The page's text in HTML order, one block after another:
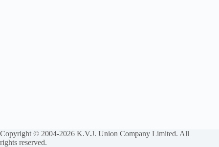
Copyright © 2004-2026 K.V.J. Union Company Limited. All
rights reserved.